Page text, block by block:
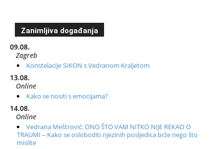
Zanimljiva događanja
09.08.
Zagreb
Konstelacije SIKON s Vedranom Kraljetom
13.08.
Online
Kako se nositi s emocijama?
14.08.
Online
Vedrana Meštrović: ONO ŠTO VAM NITKO NIJE REKAO O
TRAUMI – Kako se osloboditi njezinih posljedica brže nego što
mislite